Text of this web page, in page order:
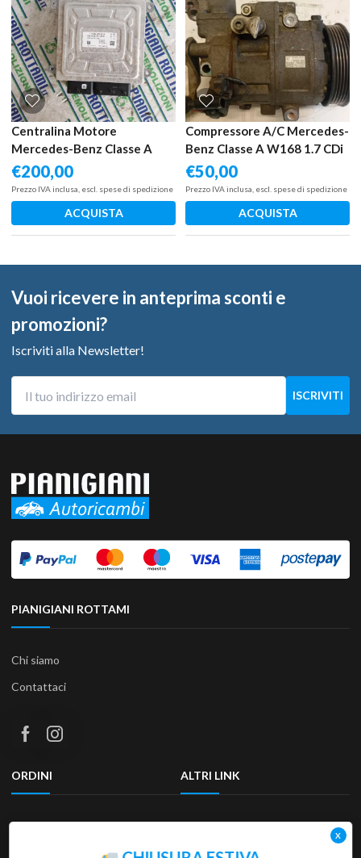
Centralina Motore
Mercedes-Benz Classe A
W177
€200,00
Prezzo IVA inclusa, escl. spese di spedizione
ACQUISTA
Compressore A/C Mercedes-
Benz Classe A W168 1.7 CDi
70 KW 668942 2001 – 2004
€50,00
Prezzo IVA inclusa, escl. spese di spedizione
ACQUISTA
Vuoi ricevere in anteprima sconti e
promozioni?
Iscriviti alla Newsletter!
PIANIGIANI ROTTAMI
Chi siamo
Contattaci
ORDINI
Termini e condizioni
ALTRI LINK
Privacy Policy
Accessibilità